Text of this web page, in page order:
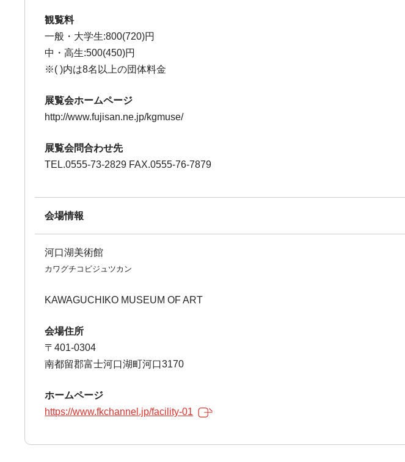
観覧料
一般・大学生:800(720)円
中・高生:500(450)円
※( )内は8名以上の団体料金
展覧会ホームページ
http://www.fujisan.ne.jp/kgmuse/
展覧会問合わせ先
TEL.0555-73-2829 FAX.0555-76-7879
会場情報
河口湖美術館
カワグチコビジュツカン
KAWAGUCHIKO MUSEUM OF ART
会場住所
〒401-0304
南都留郡富士河口湖町河口3170
ホームページ
https://www.fkchannel.jp/facility-01